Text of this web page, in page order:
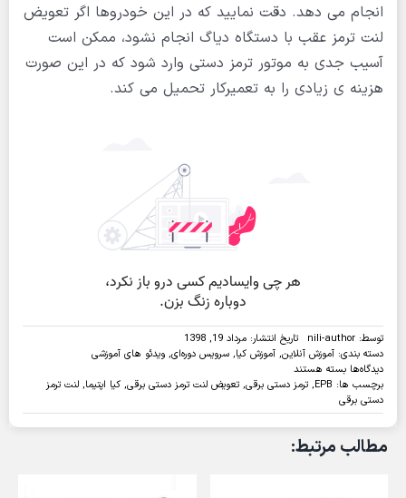
انجام می دهد. دقت نمایید که در این خودروها اگر تعویض
لنت ترمز عقب با دستگاه دیاگ انجام نشود، ممکن است
آسیب جدی به موتور ترمز دستی وارد شود که در این صورت
هزینه ی زیادی را به تعمیرکار تحمیل می کند.
توسط: nili-author
تاریخ انتشار: مرداد 19, 1398
دسته بندی: آموزش آنلاین, آموزش کیا, سرویس دوره‌ای, ویدئو های آموزشی
دیدگاه‌ها برای
ویدئو:تعویض
لنت
ترمز
دستی
کیا
بسته هستند
برچسب ها: EPB
, ترمز دستی برقی, تعویض لنت ترمز دستی برقی, کیا اپتیما, لنت ترمز
دستی برقی
مطالب مرتبط: